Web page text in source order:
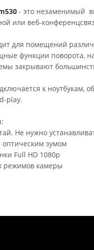
- это незаменимый
или веб-
для помещений
функции поворота,
закрывают
к ноутбукам,
play.
Не нужно
зумом
Full HD 1080p
режимов камеры